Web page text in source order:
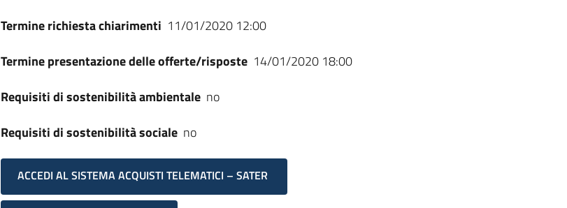
Termine richiesta chiarimenti 11/01/2020 12:00
Termine presentazione delle offerte/risposte 14/01/2020 18:00
Requisiti di sostenibilità ambientale no
Requisiti di sostenibilità sociale no
ACCEDI AL SISTEMA ACQUISTI TELEMATICI – SATER